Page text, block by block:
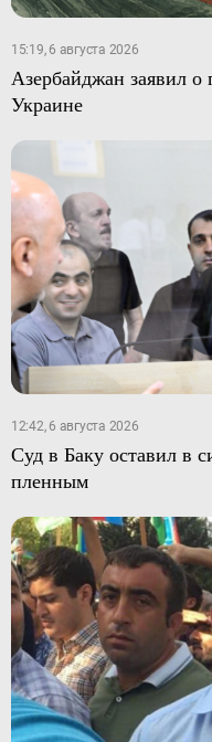
15:19, 6 августа 2026
Азербайджан заявил о
Украине
12:42, 6 августа 2026
Суд в Баку оставил в
пленным